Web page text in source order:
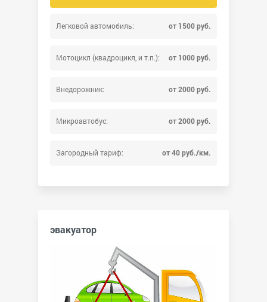
Легковой автомобиль: от 1500 руб.
Мотоцикл (квадроцикл, и т.п.): от 1000 руб.
Внедорожник: от 2000 руб.
Микроавтобус: от 2000 руб.
Загородный тариф: от 40 руб./км.
эвакуатор